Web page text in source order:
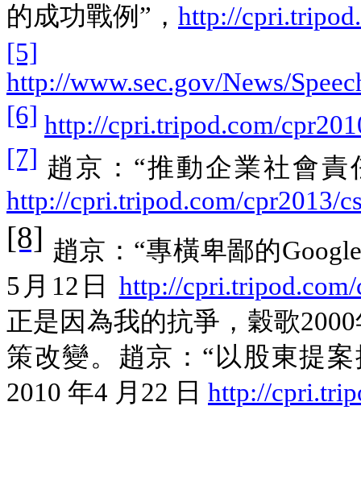
的成功戰例”， http://
[5]
http://www.sec.gov/News/
[6] http://cpri.tripod.com/
[7] 趙京：“推動企業社會責
http://cpri.tripod.com/cpr2013/
[8] 趙京： “專橫卑鄙的Google
5 月 12 日
http://
正是因為我的抗爭，穀歌2000
策改變。趙京： “以股東提
2010 年4 月 22 日 http://